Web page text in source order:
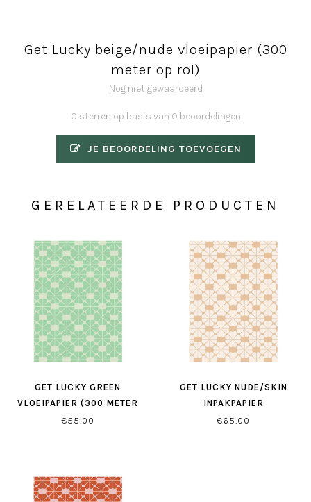
Get Lucky beige/nude vloeipapier (300
meter op rol)
Nog niet gewaardeerd
0 sterren op basis van 0 beoordelingen
JE BEOORDELING TOEVOEGEN
GERELATEERDE PRODUCTEN
GET LUCKY GREEN
VLOEIPAPIER (300 METER
OP ROL)
€55,00
GET LUCKY NUDE/SKIN
INPAKPAPIER
€65,00